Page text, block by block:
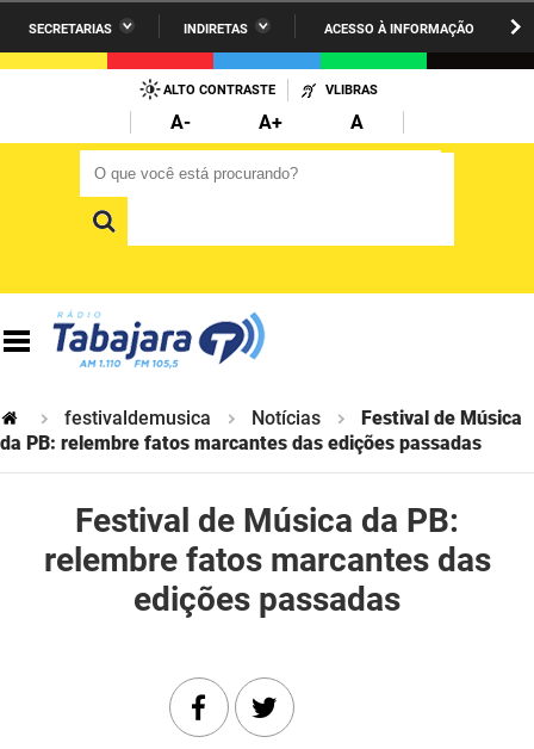
PARA
CONTEÚDO
SECRETARIAS INDIRETAS ACESSO À INFORMAÇÃO
Administração Penitenciária
Agricultura Familiar e Desenvolvimento do Semiárido
Casa Civil do Governador
Ciência, Tecnologia, Inovação e Ensino Superior
Comunicação Institucional
Controladoria Geral do Estado
Desenvolvimento da Agropecuária e Pesca
Desenvolvimento e da Articulação Municipal
ARPB
Codata
Corpo de Bombeiros
ALTO CONTRASTE VLIBRAS
A- A+
A
O que você está procurando?
festivaldemusica Notícias
Festival de Música
da PB: relembre fatos marcantes das edições passadas
Festival de Música da PB:
relembre fatos marcantes das
edições passadas